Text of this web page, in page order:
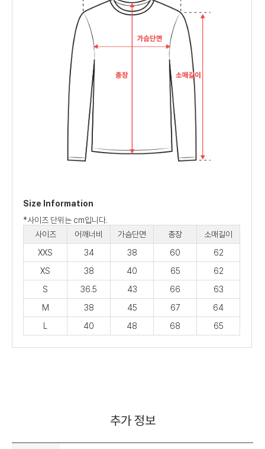
Size Information
*사이즈 단위는 cm입니다.
사이즈
어깨너비 가슴단면 총장
소매길이
XXS
34 38 60
62
XS
38 40 65
62
S
36.5 43 66
63
M
38 45 67
64
40 48 68 65
추가 정보